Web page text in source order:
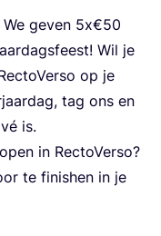
geven 5x€50
Wil je
op je
tag ons en
is.
in Rec­to­Ver­so?
te finis­hen in je